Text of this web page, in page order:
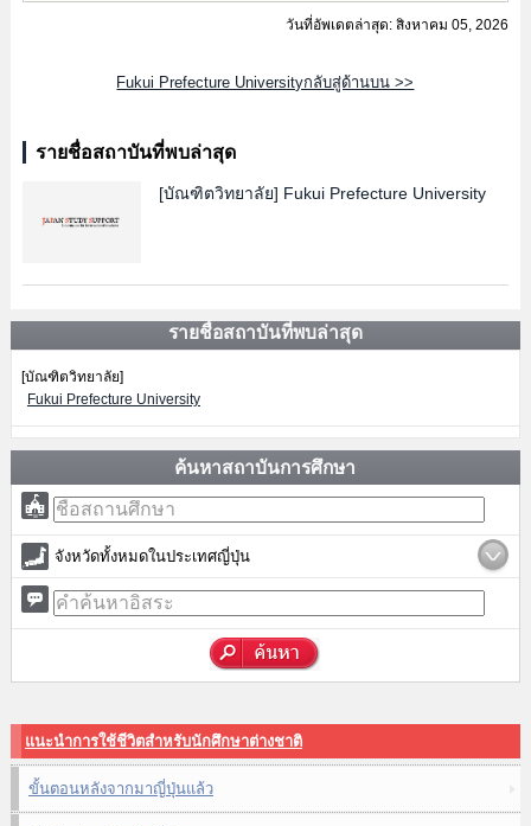
วันที่อัพเดตล่าสุด: สิงหาคม 05, 2026
Fukui Prefecture Universityกลับสู่ด้านบน >>
รายชื่อสถาบันที่พบล่าสุด
[บัณฑิตวิทยาลัย] Fukui Prefecture University
รายชื่อสถาบันที่พบล่าสุด
[บัณฑิตวิทยาลัย]
Fukui Prefecture University
ค้นหาสถาบันการศึกษา
จังหวัดทั้งหมดในประเทศญี่ปุ่น
แนะนำการใช้ชีวิตสำหรับนักศึกษาต่างชาติ
ขั้นตอนหลังจากมาญี่ปุ่นแล้ว